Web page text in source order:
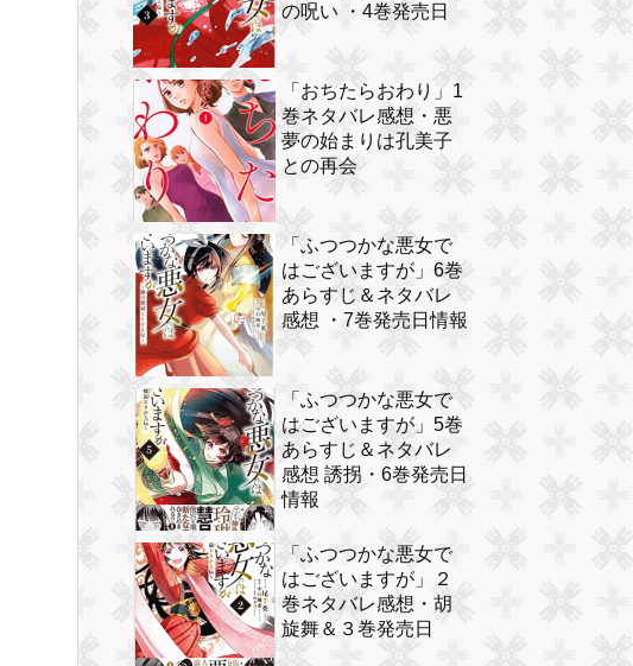
の呪い ・4巻発売日
「おちたらおわり」1
巻ネタバレ感想・悪
夢の始まりは孔美子
との再会
「ふつつかな悪女で
はございますが」6巻
あらすじ＆ネタバレ
感想 ・7巻発売日情報
「ふつつかな悪女で
はございますが」5巻
あらすじ＆ネタバレ
感想 誘拐・6巻発売日
情報
「ふつつかな悪女で
はございますが」２
巻ネタバレ感想・胡
旋舞＆３巻発売日